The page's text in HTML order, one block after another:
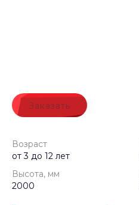
Заказать
Возраст
от 3 до 12 лет
Высота, мм
2000